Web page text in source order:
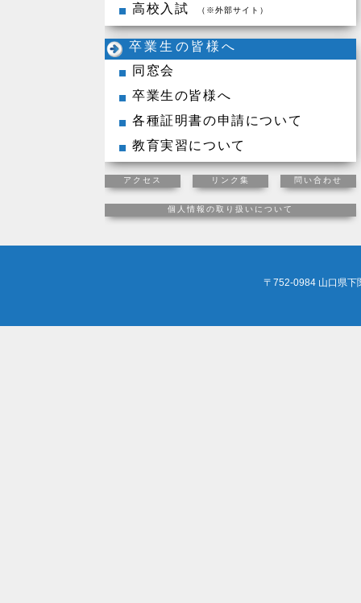
高校入試
（※外部サイト）
卒業生の皆様へ
同窓会
卒業生の皆様へ
各種証明書の申請について
教育実習について
アクセス リンク集 問い合わせ
個人情報の取り扱いについて
〒752-0984 山口県